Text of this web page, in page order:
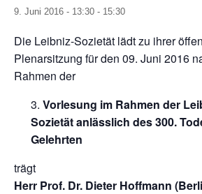
9. Juni 2016 - 13:30 - 15:30
Die Leibniz-Sozietät lädt zu ihrer
Plenarsitzung für den 09. Juni 2016
Rahmen der
Vorlesung im Rahmen der
Sozietät anlässlich des 300.
Gelehrten
trägt
Herr Prof. Dr. Dieter Hoffmann